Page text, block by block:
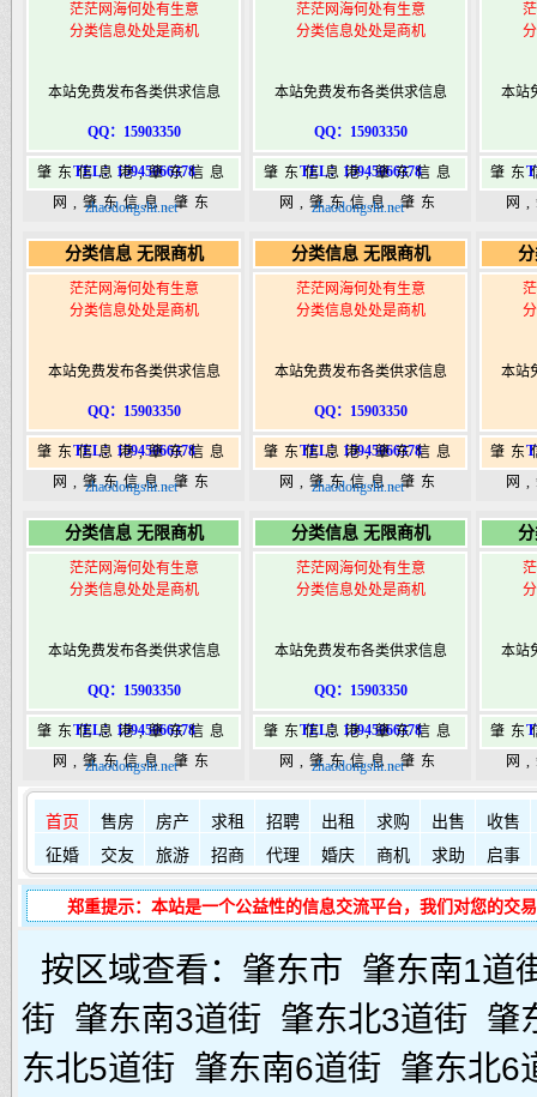
茫茫网海何处有生意
分类信息处处是商机
本站免费发布各类供求信息
QQ：15903350
TEL：15945066378
肇东信息港,肇东信息
网,肇东信息,肇东
港|www.zhaodongshi.com
zhaodongshi.net
茫茫网海何处有生意
分类信息处处是商机
本站免费发布各类供求信息
QQ：15903350
TEL：15945066378
肇东信息港,肇东信息
网,肇东信息,肇东
港|www.zhaodongshi.com
zhaodongshi.net
本站
肇东
网
港
分类信息 无限商机
茫茫网海何处有生意
分类信息处处是商机
本站免费发布各类供求信息
QQ：15903350
TEL：15945066378
肇东信息港,肇东信息
网,肇东信息,肇东
港|www.zhaodongshi.com
zhaodongshi.net
分类信息 无限商机
茫茫网海何处有生意
分类信息处处是商机
本站免费发布各类供求信息
QQ：15903350
TEL：15945066378
肇东信息港,肇东信息
网,肇东信息,肇东
港|www.zhaodongshi.com
zhaodongshi.net
本站
肇东
网
港
分类信息 无限商机
茫茫网海何处有生意
分类信息处处是商机
本站免费发布各类供求信息
QQ：15903350
TEL：15945066378
肇东信息港,肇东信息
网,肇东信息,肇东
365,肇东365信息
港|www.zhaodongshi.com
zhaodongshi.net
分类信息 无限商机
茫茫网海何处有生意
分类信息处处是商机
本站免费发布各类供求信息
QQ：15903350
TEL：15945066378
肇东信息港,肇东信息
网,肇东信息,肇东
365,肇东365信息
港|www.zhaodongshi.com
zhaodongshi.net
本站
肇东
网
港
如何发布信息？ 如何固定
首页 售房 房产 求租 招聘 出租 求购 出售
收售
征婚
交友 旅游 招商 代理 婚庆 商机 求助 启事
郑重提示：本站是一个公益性的信息交流平台，我们对您的交
按区域查看： 肇东市 肇东南1道
街 肇东南3道街 肇东北3道街 肇
东北5道街 肇东南6道街 肇东北6